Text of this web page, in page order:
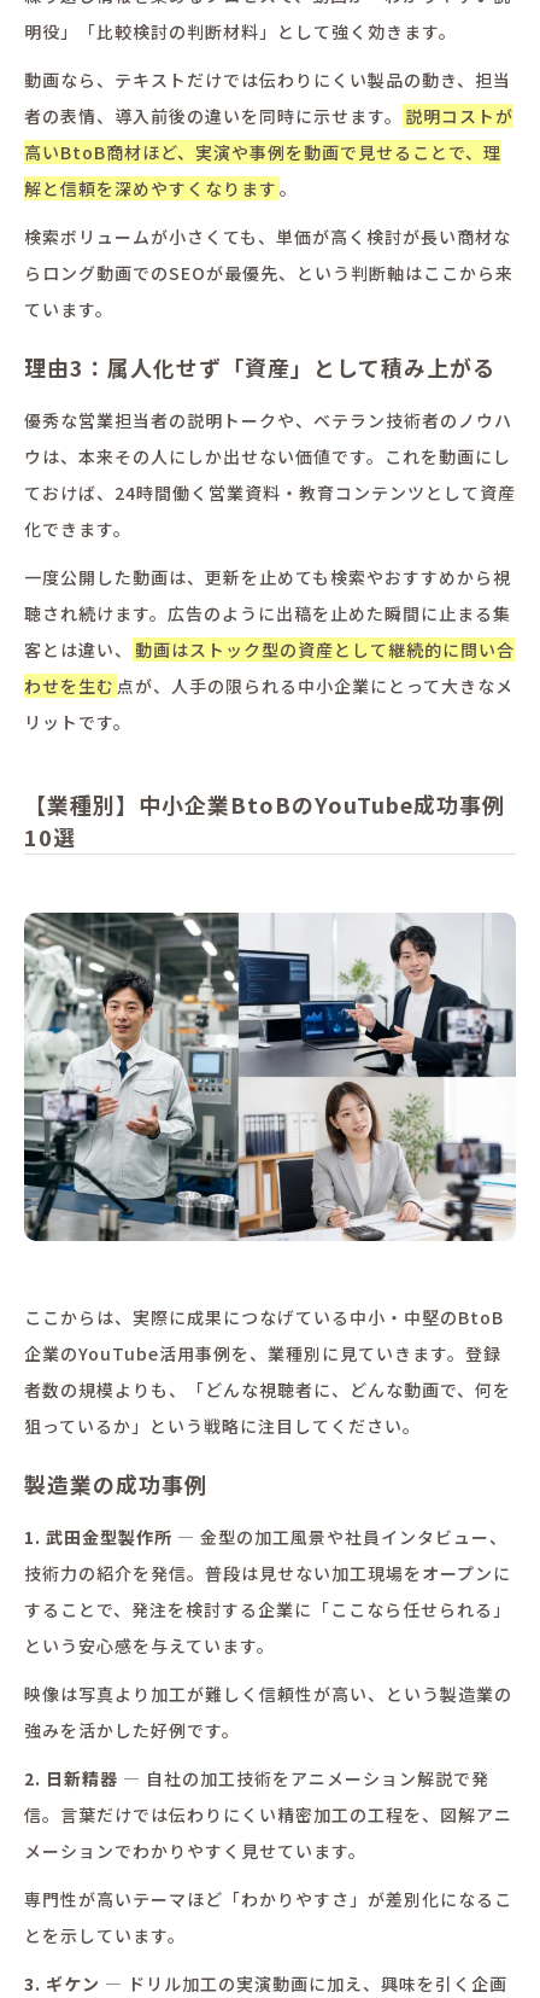
明役」「比較検討の判断材料」として強く効きます。
動画なら、テキストだけでは伝わりにくい製品の動き、担当
者の表情、導入前後の違いを同時に示せます。
説明コストが
高いBtoB商材ほど、実演や事例を動画で見せることで、理
解と信頼を深めやすくなります 。
検索ボリュームが小さくても、単価が高く検討が長い商材な
らロング動画でのSEOが最優先、という判断軸はここから来
ています。
理由3：属人化せず「資産」として積み上がる
優秀な営業担当者の説明トークや、ベテラン技術者のノウハ
ウは、本来その人にしか出せない価値です。これを動画にし
ておけば、24時間働く営業資料・教育コンテンツとして資産
化できます。
一度公開した動画は、更新を止めても検索やおすすめから視
聴され続けます。広告のように出稿を止めた瞬間に止まる集
客とは違い、
動画はストック型の資産として継続的に問い合
わせを生む 点が、人手の限られる中小企業にとって大きなメ
リットです。
【業種別】中小企業BtoBのYouTube成功事例
10選
ここからは、実際に成果につなげている中小・中堅のBtoB
企業のYouTube活用事例を、業種別に見ていきます。登録
者数の規模よりも、「どんな視聴者に、どんな動画で、何を
狙っているか」という戦略に注目してください。
製造業の成功事例
1. 武田金型製作所 — 金型の加工風景や社員インタビュー、
技術力の紹介を発信。普段は見せない加工現場をオープンに
することで、発注を検討する企業に「ここなら任せられる」
という安心感を与えています。
映像は写真より加工が難しく信頼性が高い、という製造業の
強みを活かした好例です。
2. 日新精器 — 自社の加工技術をアニメーション解説で発
信。言葉だけでは伝わりにくい精密加工の工程を、図解アニ
メーションでわかりやすく見せています。
専門性が高いテーマほど「わかりやすさ」が差別化になるこ
とを示しています。
3. ギケン — ドリル加工の実演動画に加え、興味を引く企画